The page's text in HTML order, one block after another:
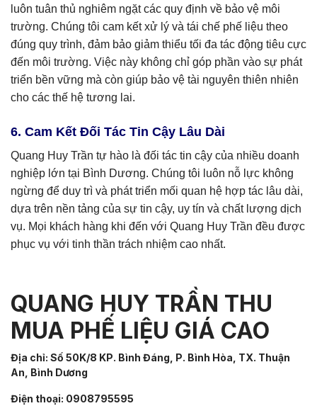
luôn tuân thủ nghiêm ngặt các quy định về bảo vệ môi
trường. Chúng tôi cam kết xử lý và tái chế phế liệu theo
đúng quy trình, đảm bảo giảm thiểu tối đa tác động tiêu cực
đến môi trường. Việc này không chỉ góp phần vào sự phát
triển bền vững mà còn giúp bảo vệ tài nguyên thiên nhiên
cho các thế hệ tương lai.
6. Cam Kết Đối Tác Tin Cậy Lâu Dài
Quang Huy Trần tự hào là đối tác tin cậy của nhiều doanh
nghiệp lớn tại Bình Dương. Chúng tôi luôn nỗ lực không
ngừng để duy trì và phát triển mối quan hệ hợp tác lâu dài,
dựa trên nền tảng của sự tin cậy, uy tín và chất lượng dịch
vụ. Mọi khách hàng khi đến với Quang Huy Trần đều được
phục vụ với tinh thần trách nhiệm cao nhất.
QUANG HUY TRẦN THU
MUA PHẾ LIỆU GIÁ CAO
Địa chỉ: Số 50K/8 KP. Bình Đáng, P. Bình Hòa, TX. Thuận
An, Bình Dương
Điện thoại: 0908795595